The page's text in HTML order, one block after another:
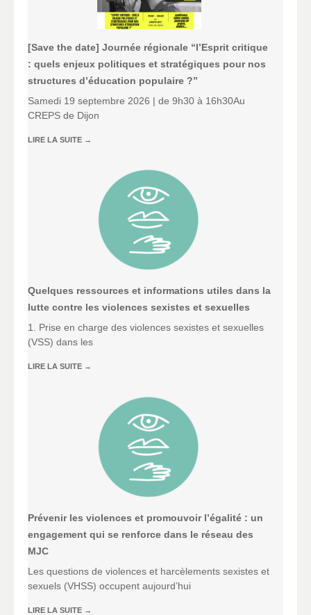
[Save the date] Journée régionale “l’Esprit critique
: quels enjeux politiques et stratégiques pour nos
structures d’éducation populaire ?”
Samedi 19 septembre 2026 | de 9h30 à 16h30Au
CREPS de Dijon
LIRE LA SUITE →
Quelques ressources et informations utiles dans la
lutte contre les violences sexistes et sexuelles
1. Prise en charge des violences sexistes et sexuelles
(VSS) dans les
LIRE LA SUITE →
Prévenir les violences et promouvoir l’égalité : un
engagement qui se renforce dans le réseau des
MJC
Les questions de violences et harcèlements sexistes et
sexuels (VHSS) occupent aujourd’hui
LIRE LA SUITE →